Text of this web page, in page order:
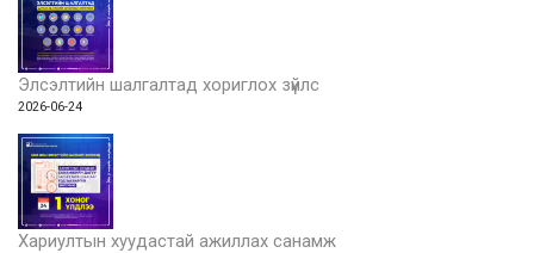
Элсэлтийн шалгалтад хориглох зүйлс
2026-06-24
Хариултын хуудастай ажиллах санамж